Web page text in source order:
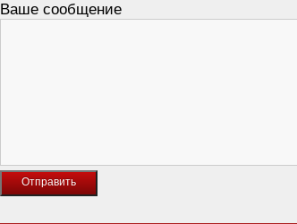
Ваше сообщение